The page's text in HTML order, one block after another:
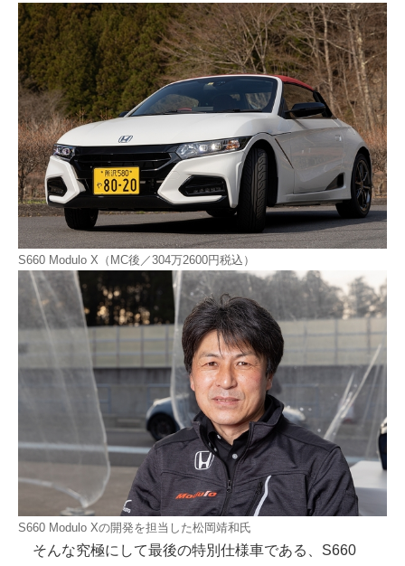
S660 Modulo X（MC後／304万2600円税込）
S660 Modulo Xの開発を担当した松岡靖和氏
そんな究極にして最後の特別仕様車である、S660